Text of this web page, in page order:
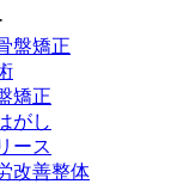
盤矯正
矯正
がし
ース
改善整体